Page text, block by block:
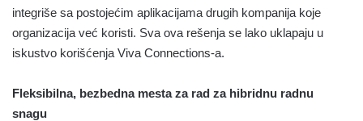
integriše sa postojećim aplikacijama drugih kompanija koje
organizacija već koristi. Sva ova rešenja se lako uklapaju u
iskustvo korišćenja Viva Connections-a.
Fleksibilna, bezbedna mesta za rad za hibridnu radnu
snagu